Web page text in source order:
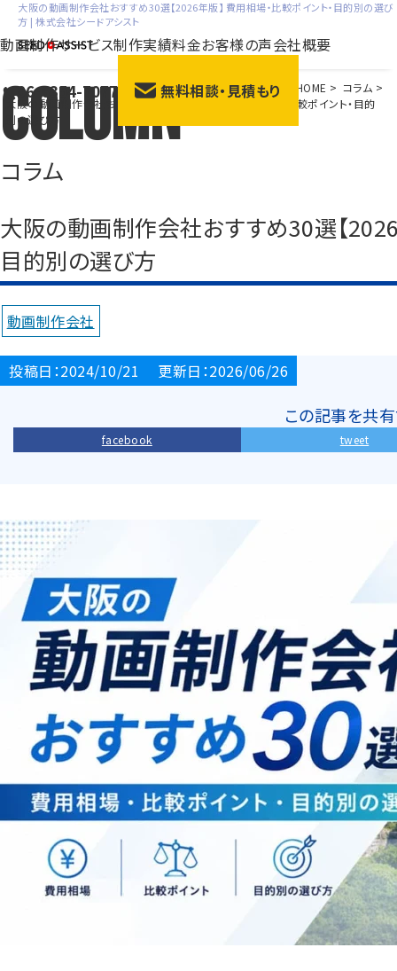
大阪の動画制作会社おすすめ30選【2026年版】 費用相場・比較ポイント・目的別の選び
方 | 株式会社シードアシスト
動画制作サービス
会社紹介動画
採用動画
サー
制作実績料金お客様の声会社概要
06-6354-7077 無料相談・見積もり
Column
コラム
HOME > コラム >
大阪の動画制作会社おすすめ30選【2026年版】 費用相場・比較ポイント・目的
別の選び方
大阪の動画制作会社おすすめ30選【2026
目的別の選び方
動画制作会社
投稿日：2024/10/21 更新日：2026/06/26
この記事を共
facebook tweet